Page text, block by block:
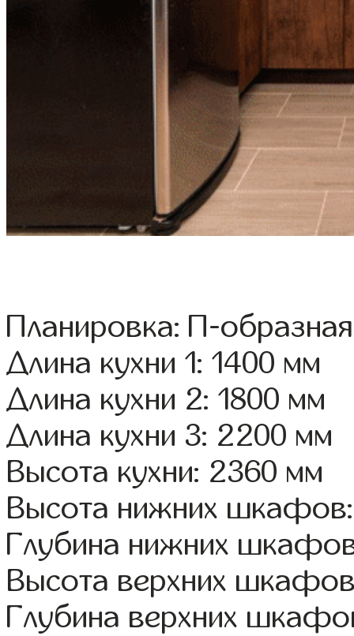
Планировка: П-образная
Длина кухни 1: 1400 мм
Длина кухни 2: 1800 мм
Длина кухни 3: 2200 мм
Высота кухни: 2360 мм
Высота нижних
Глубина нижних
Высота верхних
Глубина верхних